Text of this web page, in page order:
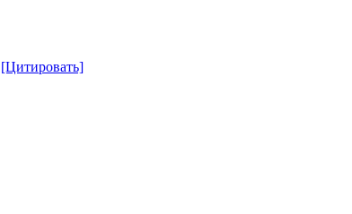
[Цитировать]